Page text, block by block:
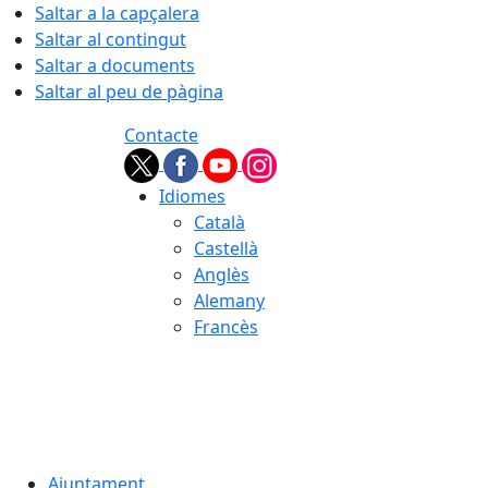
Saltar a la capçalera
Saltar al contingut
Saltar a documents
Saltar al peu de pàgina
Contacte
Idiomes
Català
Castellà
Anglès
Alemany
Francès